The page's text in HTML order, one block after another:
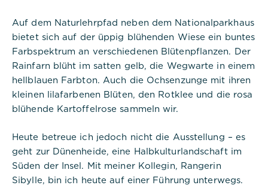
Auf dem Naturlehrpfad neben dem Nationalparkhaus
bietet sich auf der üppig blühenden Wiese ein buntes
Farbspektrum an verschiedenen Blütenpflanzen. Der
Rainfarn blüht im satten gelb, die Wegwarte in einem
hellblauen Farbton. Auch die Ochsenzunge mit ihren
kleinen lilafarbenen Blüten, den Rotklee und die rosa
blühende Kartoffelrose sammeln wir.
Heute betreue ich jedoch nicht die Ausstellung – es
geht zur Dünenheide, eine Halbkulturlandschaft im
Süden der Insel. Mit meiner Kollegin, Rangerin
Sibylle, bin ich heute auf einer Führung unterwegs.
Website benötigt und helfen dabei, unsere
Website nutzbar zu machen sowie Zugriffe auf
sichere Bereiche unserer Website ermöglichen.
Cookie Informationen anzeigen
PHPSESSID
Anbieter:
Commerzbank Umweltpraktikum